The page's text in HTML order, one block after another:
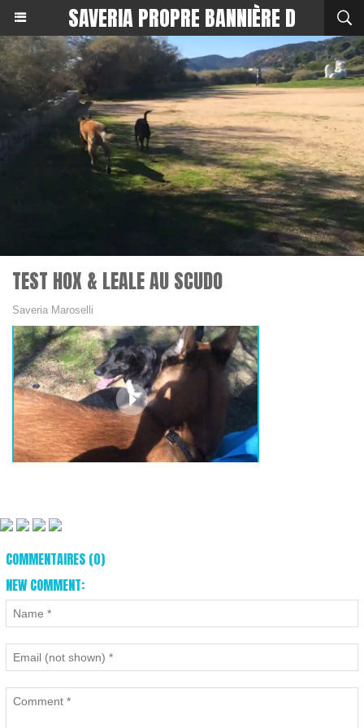
SAVERIA PROPRE BANNIÈRE D
TEST HOX & LEALE AU SCUDO
Saveria Maroselli
COMMENTAIRES (0)
NEW COMMENT: